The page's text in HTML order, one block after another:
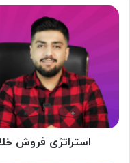
استراتژی
سایت
آموزشی
استراتژی فروش